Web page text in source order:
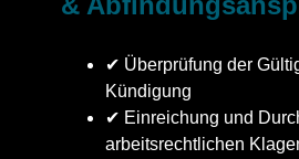
✔ Überprüfung der
Kündigung
✔ Einreichung und
arbeitsrechtlichen